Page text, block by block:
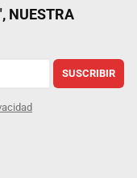
NUESTRA
SUSCRIBIR